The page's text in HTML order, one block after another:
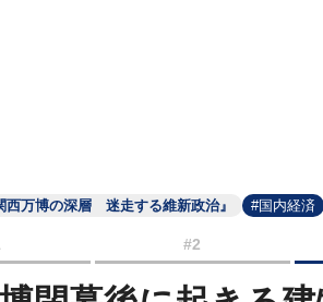
西万博の深層 迷走する維新政治』 #国内経済
#2